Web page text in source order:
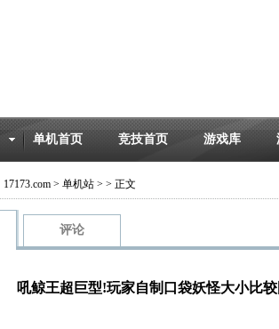
单机首页 竞技首页 游戏库
17173.com > 单机站 > > 正文
评论
吼鲸王超巨型!玩家自制口袋妖怪大小比较